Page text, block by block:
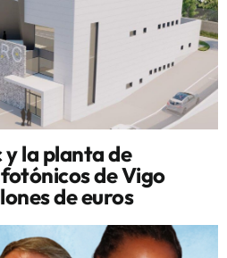
la planta de
de Vigo
de euros